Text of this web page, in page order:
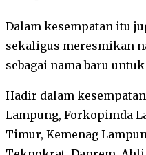
Dalam kesempatan itu
sekaligus meresmikan
sebagai nama baru untuk
Hadir dalam
Lampung, Forkopimda
Timur, Kemenag